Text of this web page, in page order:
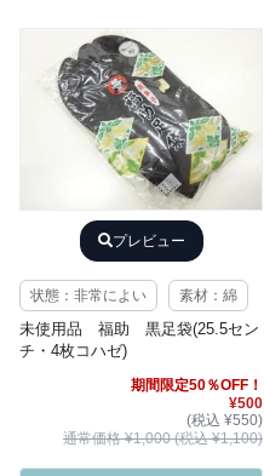
プレビュー
状態：非常によい 素材：綿
未使用品 福助 黒足袋(25.5セン
チ・4枚コハゼ)
期間限定50％OFF！
¥500
(税込 ¥550)
通常価格 ¥1,000 (税込 ¥1,100)